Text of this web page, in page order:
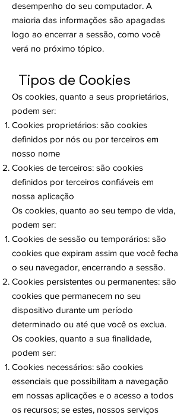
desempenho do seu computador. A
maioria das informações são apagadas
logo ao encerrar a sessão, como você
verá no próximo tópico.
Tipos de Cookies
Os cookies, quanto a seus proprietários,
podem ser:
Cookies proprietários: são cookies
definidos por nós ou por terceiros em
nosso nome
Cookies de terceiros: são cookies
definidos por terceiros confiáveis em
nossa aplicação
Os cookies, quanto ao seu tempo de vida,
podem ser:
Cookies de sessão ou temporários: são
cookies que expiram assim que você fecha
o seu navegador, encerrando a sessão.
Cookies persistentes ou permanentes: são
cookies que permanecem no seu
dispositivo durante um período
determinado ou até que você os exclua.
Os cookies, quanto a sua finalidade,
podem ser:
Cookies necessários: são cookies
essenciais que possibilitam a navegação
em nossas aplicações e o acesso a todos
os recursos; se estes, nossos serviços